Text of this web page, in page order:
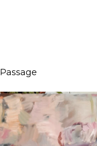
Passage